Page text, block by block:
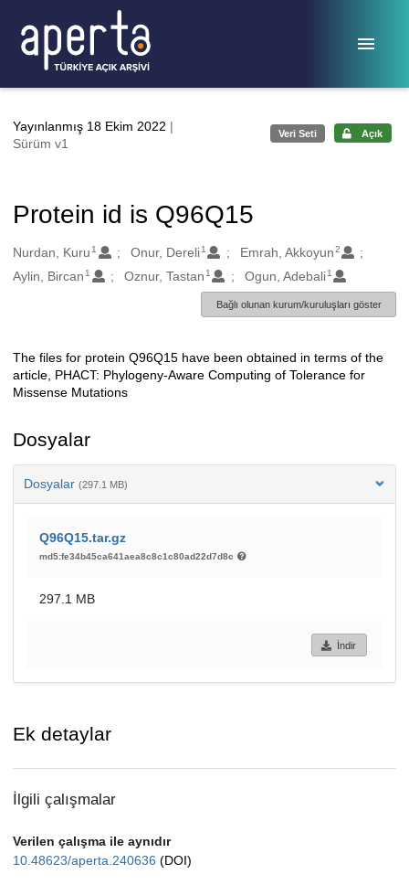
Yayınlanmış 18 Ekim 2022 |
Sürüm v1
Veri Seti Açık
Protein id is Q96Q15
Oluşturanlar
Nurdan, Kuru 1 Onur, Dereli 1 Emrah, Akkoyun2
Aylin, Bircan 1 Oznur, Tastan 1 Ogun, Adebali 1
Bağlı olunan kurum/kuruluşları göster
Açıklama
The files for protein Q96Q15 have been obtained in terms of the
article, PHACT: Phylogeny-Aware Computing of Tolerance for
Missense Mutations
Dosyalar
Dosyalar (297.1 MB)
Q96Q15.tar.gz
md5:fe34b45ca641aea8c8c1c80ad22d7d8c
297.1 MB
İndir
Ek detaylar
İlgili çalışmalar
Verilen çalışma ile aynıdır
10.48623/aperta.240636 (DOI)